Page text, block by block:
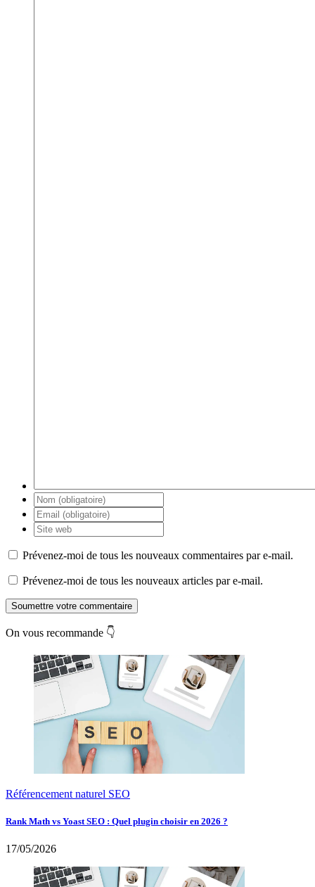
Prévenez-moi de tous les nouveaux commentaires par e-mail.
Prévenez-moi de tous les nouveaux articles par e-mail.
Soumettre votre commentaire
On vous recommande 👇
Référencement naturel SEO
Rank Math vs Yoast SEO : Quel plugin choisir en 2026 ?
17/05/2026